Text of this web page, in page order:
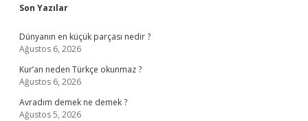
Sidebar
Son Yazılar
Dünyanın en küçük parçası nedir ?
Ağustos 6, 2026
Kur’an neden Türkçe okunmaz ?
Ağustos 6, 2026
Avradım demek ne demek ?
Ağustos 5, 2026